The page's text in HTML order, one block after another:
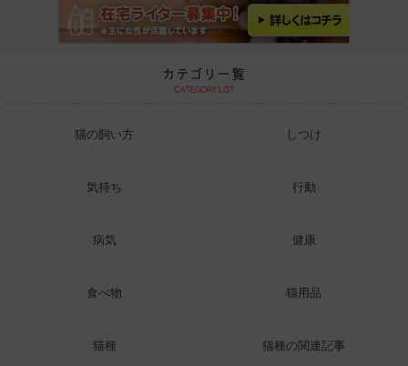
猫の飼い方 しつけ
気持ち 行動
病気 健康
食べ物 猫用品
猫種 猫種の関連記事